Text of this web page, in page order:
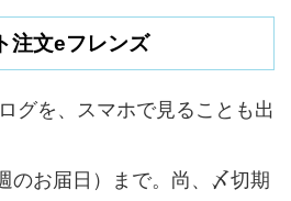
注文eフレンズ
グを、スマホで見ることも出
のお届日）まで。尚、〆切期